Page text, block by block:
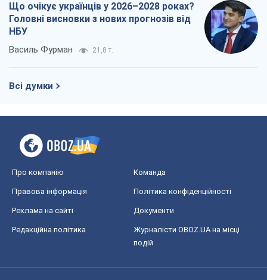
Що очікує українців у 2026–2028 роках?
Головні висновки з нових прогнозів від
НБУ
Василь Фурман 21,8 т.
Всі думки
Про компанію Команда
Правова інформація Політика конфіденційності
Реклама на сайті Документи
Редакційна політика
Журналісти OBOZ.UA на місці
подій